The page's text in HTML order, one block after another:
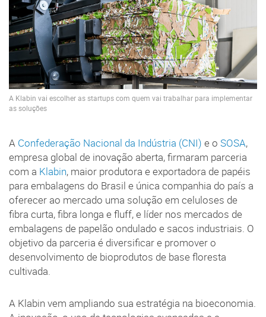
A Klabin vai escolher as startups com quem vai trabalhar para implementar
as soluções
A Confederação Nacional da Indústria (CNI) e o SOSA,
empresa global de inovação aberta, firmaram parceria
com a Klabin, maior produtora e exportadora de papéis
para embalagens do Brasil e única companhia do país a
oferecer ao mercado uma solução em celuloses de
fibra curta, fibra longa e fluff, e líder nos mercados de
embalagens de papelão ondulado e sacos industriais. O
objetivo da parceria é diversificar e promover o
desenvolvimento de bioprodutos de base floresta
cultivada.
A Klabin vem ampliando sua estratégia na bioeconomia.